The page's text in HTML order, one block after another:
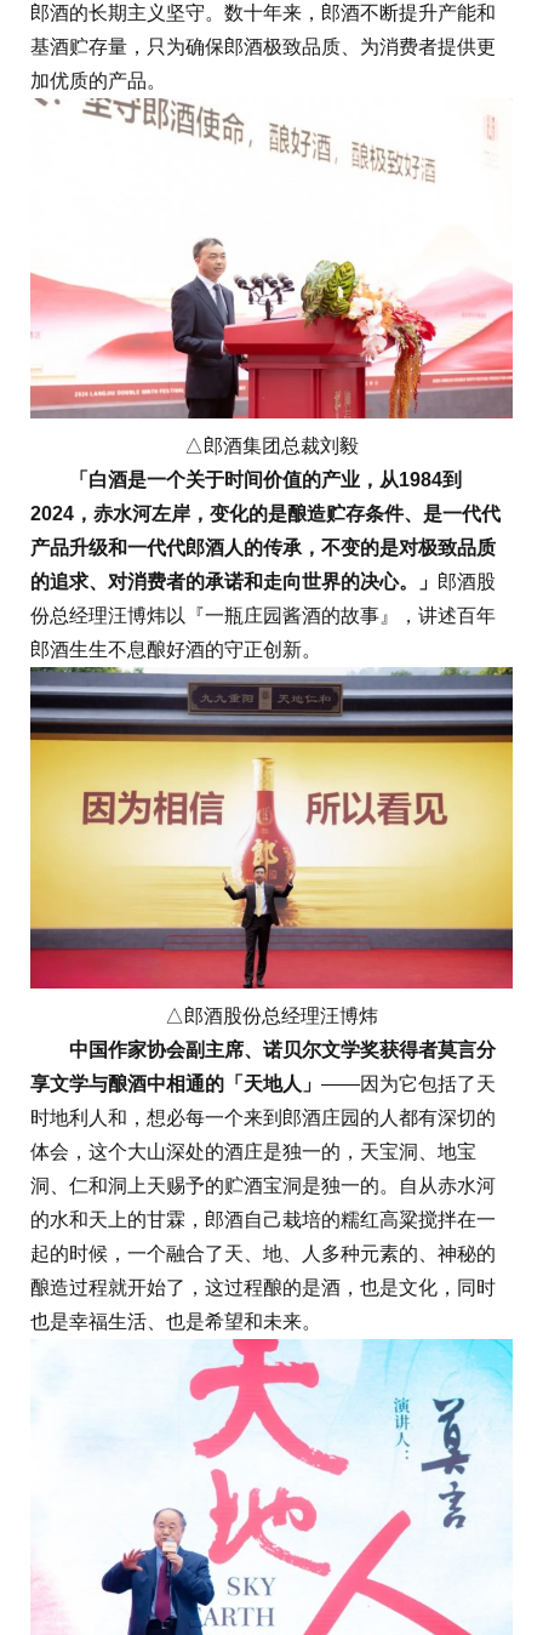
郎酒的长期主义坚守。数十年来，郎酒不断提升产能和
基酒贮存量，只为确保郎酒极致品质、为消费者提供更
加优质的产品。
△郎酒集团总裁刘毅
「白酒是一个关于时间价值的产业，从1984到
2024，赤水河左岸，变化的是酿造贮存条件、是一代代
产品升级和一代代郎酒人的传承，不变的是对极致品质
的追求、对消费者的承诺和走向世界的决心。」 郎酒股
份总经理汪博炜以『一瓶庄园酱酒的故事』，讲述百年
郎酒生生不息酿好酒的守正创新。
△郎酒股份总经理汪博炜
中国作家协会副主席、诺贝尔文学奖获得者莫言分
享文学与酿酒中相通的「天地人」 ——因为它包括了天
时地利人和，想必每一个来到郎酒庄园的人都有深切的
体会，这个大山深处的酒庄是独一的，天宝洞、地宝
洞、仁和洞上天赐予的贮酒宝洞是独一的。自从赤水河
的水和天上的甘霖，郎酒自己栽培的糯红高粱搅拌在一
起的时候，一个融合了天、地、人多种元素的、神秘的
酿造过程就开始了，这过程酿的是酒，也是文化，同时
也是幸福生活、也是希望和未来。